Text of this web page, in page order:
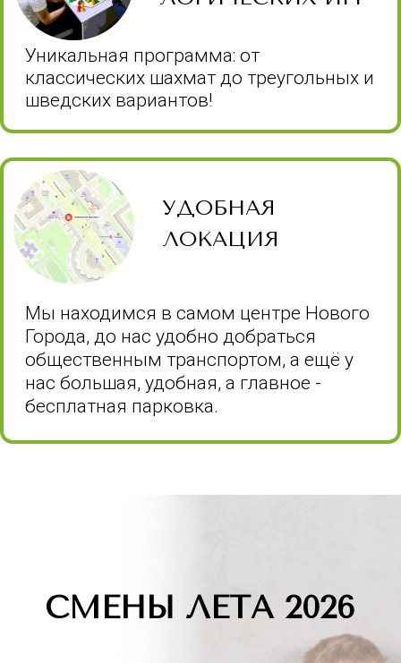
10 августа – 21 августа
Третья смена:
АВГУСТ
13 июля – 24 июля
Вторая смена:
ЧТО ВХОДИТ В СТОИМОСТЬ?
ЧТО ВХОДИТ В СТОИМОСТЬ?
РАСПИСАНИЕ ДНЯ
Режим работы: понедельник – пятница, 9:00 – 16:00
пако сако, шахматы углича, треугольные
9:00 - 10:30– Познавательный блок.